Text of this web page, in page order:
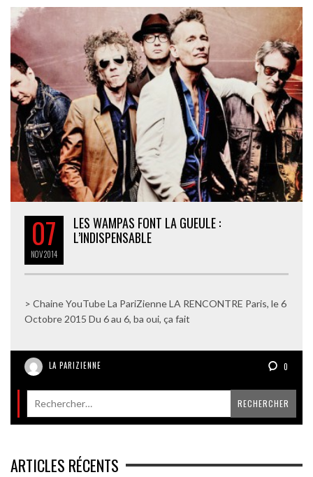
07
NOV2014
LES WAMPAS FONT LA GUEULE :
L’INDISPENSABLE
> Chaine YouTube La PariZienne LA RENCONTRE Paris, le 6
Octobre 2015 Du 6 au 6, ba oui, ça fait
LA PARIZIENNE 0
ARTICLES RÉCENTS